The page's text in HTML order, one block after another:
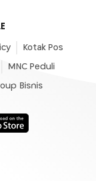
Kotak Pos
MNC Peduli
Bisnis